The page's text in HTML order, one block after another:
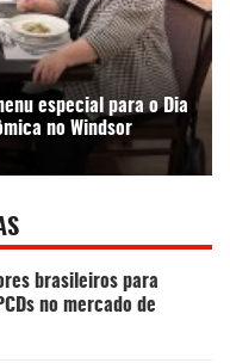
especial para o Dia
no Windsor
brasileiros para
no mercado de